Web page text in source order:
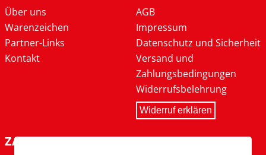
Über uns
Warenzeichen
Partner-Links
Kontakt
AGB
Impressum
Datenschutz und Sicherheit
Versand und
Zahlungsbedingungen
Widerrufsbelehrung
Widerruf erklären
ZAHLARTEN